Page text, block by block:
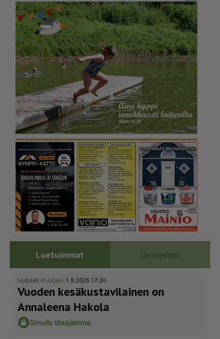
Luetuimmat Uusimmat
Uutiset Kustavi 1.8.2026 17.30
Vuoden kesäkus­ta­vi­lainen on
Annaleena Hakola